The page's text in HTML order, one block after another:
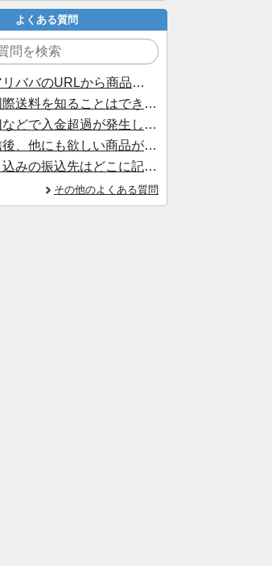
よくある質問
淘宝やアリババのURLから商品を探すことはできますか？
事前に国際送料を知ることはできますか？
在庫売切などで入金超過が発生した場合はいつ返金されますか？
注文送信後、他にも欲しい商品が見つかった場合、追加注文できますか？
銀行振り込みの振込先はどこに記載されていますか？
その他のよくある質問